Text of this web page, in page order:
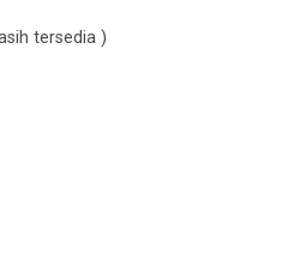
tersedia )